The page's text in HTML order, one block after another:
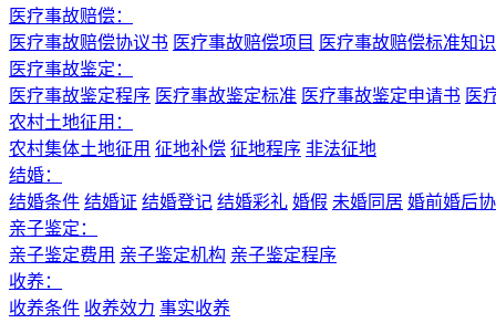
医疗事故赔偿：
医疗事故赔偿协议书 医疗事故赔偿项目 医疗事故赔偿标准知识
医疗事故鉴定：
医疗事故鉴定程序 医疗事故鉴定标准 医疗事故鉴定申请书 医
农村土地征用：
农村集体土地征用 征地补偿 征地程序 非法征地
结婚：
结婚条件 结婚证 结婚登记 结婚彩礼 婚假 未婚同居 婚前婚后
亲子鉴定：
亲子鉴定费用 亲子鉴定机构 亲子鉴定程序
收养：
收养条件 收养效力 事实收养